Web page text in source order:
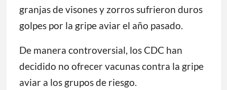
granjas de visones y zorros sufrieron duros
golpes por la gripe aviar el año pasado.
De manera controversial, los CDC han
decidido no ofrecer vacunas contra la gripe
aviar a los grupos de riesgo.